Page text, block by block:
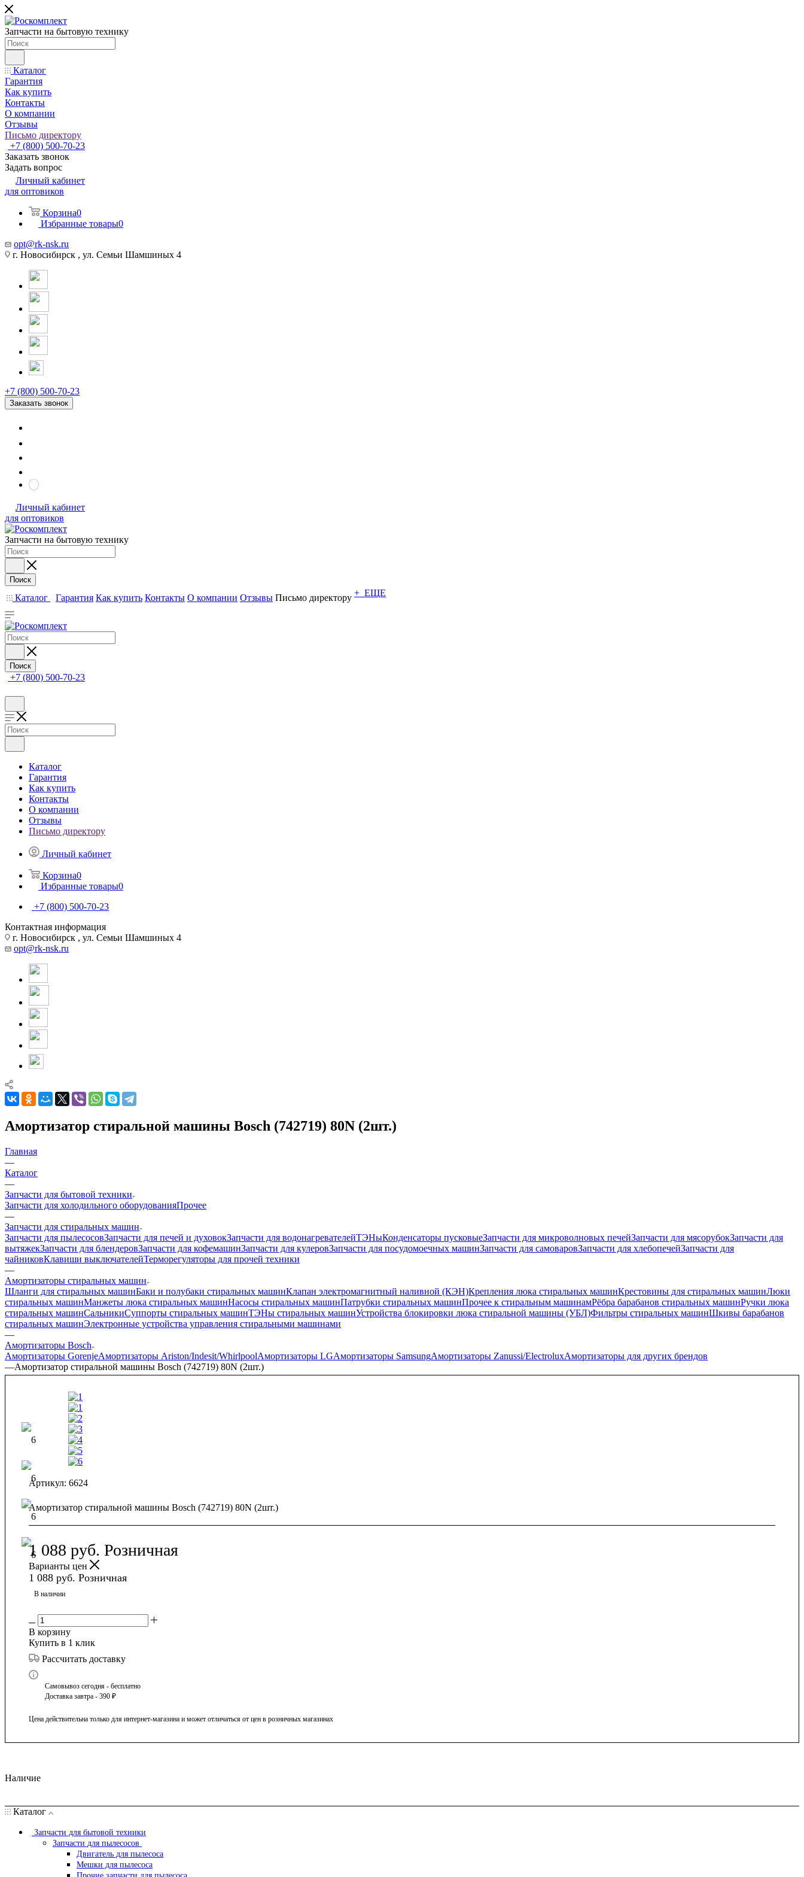
Запчасти на бытовую технику
Каталог
Гарантия
Как купить
Контакты
О компании
Отзывы
Письмо директору
+7 (800) 500-70-23
Заказать звонок
Задать вопрос
Личный кабинет
для оптовиков
Корзина0
Избранные товары0
opt@rk-nsk.ru
г. Новосибирск , ул. Семьи Шамшиных 4
+7 (800) 500-70-23
Заказать звонок
Личный кабинет
для оптовиков
Запчасти на бытовую технику
Поиск
Каталог Гарантия Как купить Контакты О компании Отзывы Письмо директору + ЕЩЕ
Поиск
+7 (800) 500-70-23
Каталог
Гарантия
Как купить
Контакты
О компании
Отзывы
Письмо директору
Личный кабинет
Корзина0
Избранные товары0
+7 (800) 500-70-23
Контактная информация
г. Новосибирск , ул. Семьи Шамшиных 4
opt@rk-nsk.ru
Амортизатор стиральной машины Bosch (742719) 80N (2шт.)
Главная
—
Каталог
—
Запчасти для бытовой техники
Запчасти для холодильного оборудованияПрочее
—
Запчасти для стиральных машин
Запчасти для пылесосовЗапчасти для печей и духовокЗапчасти для водонагревателейТЭНыКонденсаторы пусковыеЗапчасти для микроволновых печейЗапчасти для мясорубокЗапчасти для
вытяжекЗапчасти для блендеровЗапчасти для кофемашинЗапчасти для кулеровЗапчасти для посудомоечных машинЗапчасти для самоваровЗапчасти для хлебопечейЗапчасти для
чайниковКлавиши выключателейТерморегуляторы для прочей техники
—
Амортизаторы стиральных машин
Шланги для стиральных машинБаки и полубаки стиральных машинКлапан электромагнитный наливной (КЭН)Крепления люка стиральных машинКрестовины для стиральных машинЛюки
стиральных машинМанжеты люка стиральных машинНасосы стиральных машинПатрубки стиральных машинПрочее к стиральным машинамРёбра барабанов стиральных машинРучки люка
стиральных машинСальникиСуппорты стиральных машинТЭНы стиральных машинУстройства блокировки люка стиральной машины (УБЛ)Фильтры стиральных машинШкивы барабанов
стиральных машинЭлектронные устройства управления стиральными машинами
—
Амортизаторы Bosch
Амортизаторы GorenjeАмортизаторы Ariston/Indesit/WhirlpoolАмортизаторы LGАмортизаторы SamsungАмортизаторы Zanussi/ElectroluxАмортизаторы для других брендов
—Амортизатор стиральной машины Bosch (742719) 80N (2шт.)
Артикул: 6624
Амортизатор стиральной машины Bosch (742719) 80N (2шт.)
1 088 руб. Розничная
Варианты цен
1 088 руб. Розничная
В наличии
В корзину
Купить в 1 клик
Рассчитать доставку
Самовывоз сегодня - бесплатно
Доставка завтра - 390 ₽
Цена действительна только для интернет-магазина и может отличаться от цен в розничных магазинах
Наличие
Каталог
Запчасти для бытовой техники
Запчасти для пылесосов
Двигатель для пылесоса
Мешки для пылесоса